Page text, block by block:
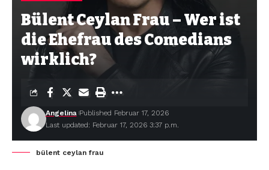
Bülent Ceylan Frau – Wer ist
die Ehefrau des Comedians
wirklich?
Last updated: Februar 17, 2026 3:37 p.m.
Angelina Published Februar 17, 2026
bülent ceylan frau